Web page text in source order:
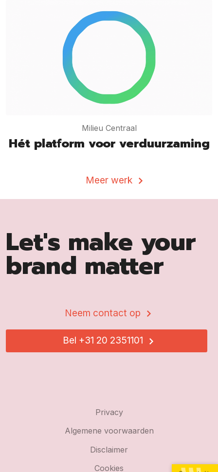
Milieu Centraal
Hét platform voor verduurzaming
Meer werk
Let's make your
brand matter
Neem contact op
Bel +31 20 2351101
Privacy
Algemene voorwaarden
Disclaimer
Cookies